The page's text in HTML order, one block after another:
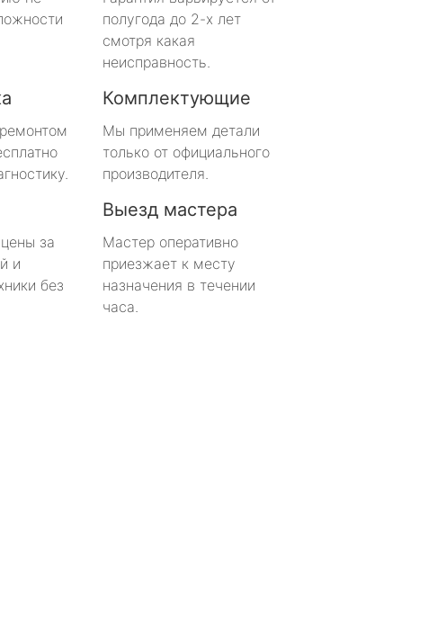
полугода до 2-х лет
смотря какая
неисправность.
Комплектующие
Мы применяем детали
только от официального
производителя.
за
и
без
Выезд мастера
Мастер оперативно
приезжает к месту
назначения в течении
часа.